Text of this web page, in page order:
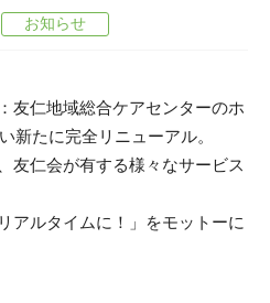
お知らせ
友仁地域総合ケアセンターのホ
新たに完全リニューアル。
友仁会が有する様々なサービス
アルタイムに！」をモットーに